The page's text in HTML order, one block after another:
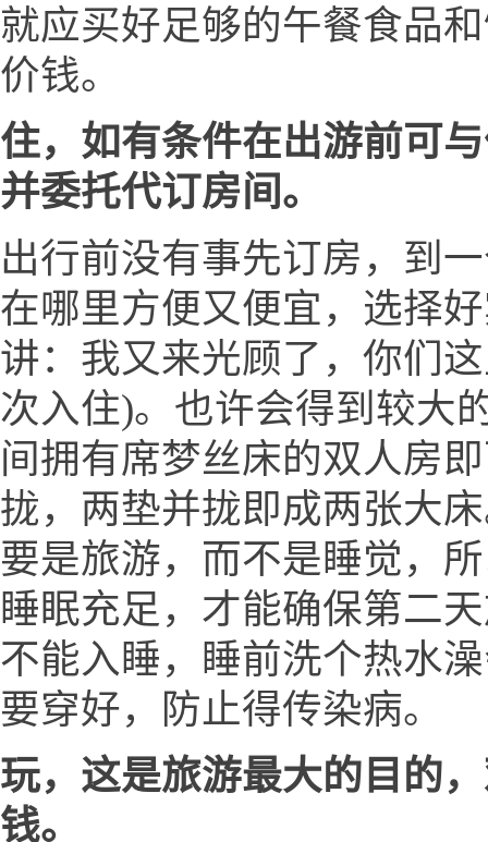
就应买好足够的午餐食品
价钱。
住，如有条件在出游前可
并委托代订房间。
出行前没有事先订房，到
在哪里方便又便宜，选择
讲：我又来光顾了，你们
次入住)。也许会得到较大
间拥有席梦丝床的双人房
拢，两垫并拢即成两张大
要是旅游，而不是睡觉，
睡眠充足，才能确保第二
不能入睡，睡前洗个热水
要穿好，防止得传染病。
玩，这是旅游最大的目的
钱。